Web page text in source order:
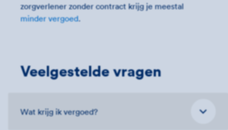
zorgverlener zonder contract krijg je meestal
minder vergoed.
Veelgestelde vragen
Wat krijg ik vergoed?